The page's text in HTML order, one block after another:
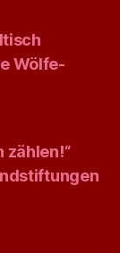
Wölfe-
zählen!“